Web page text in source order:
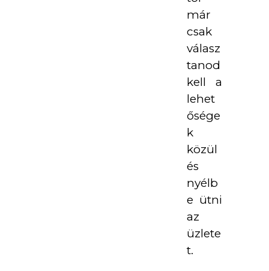
már
csak
válasz
tanod
kell a
lehet
ősége
k
közül
és
nyélb
e ütni
az
üzlete
t.